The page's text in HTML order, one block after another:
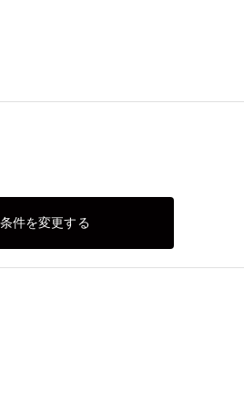
件を変更する